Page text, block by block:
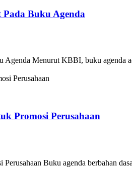
Buku Agenda
Menurut KBBI, buku agenda
Promosi Perusahaan
Buku agenda berbahan